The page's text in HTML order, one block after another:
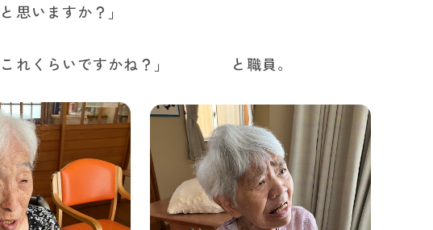
思いますか？」
これくらいですかね？」 と職員。